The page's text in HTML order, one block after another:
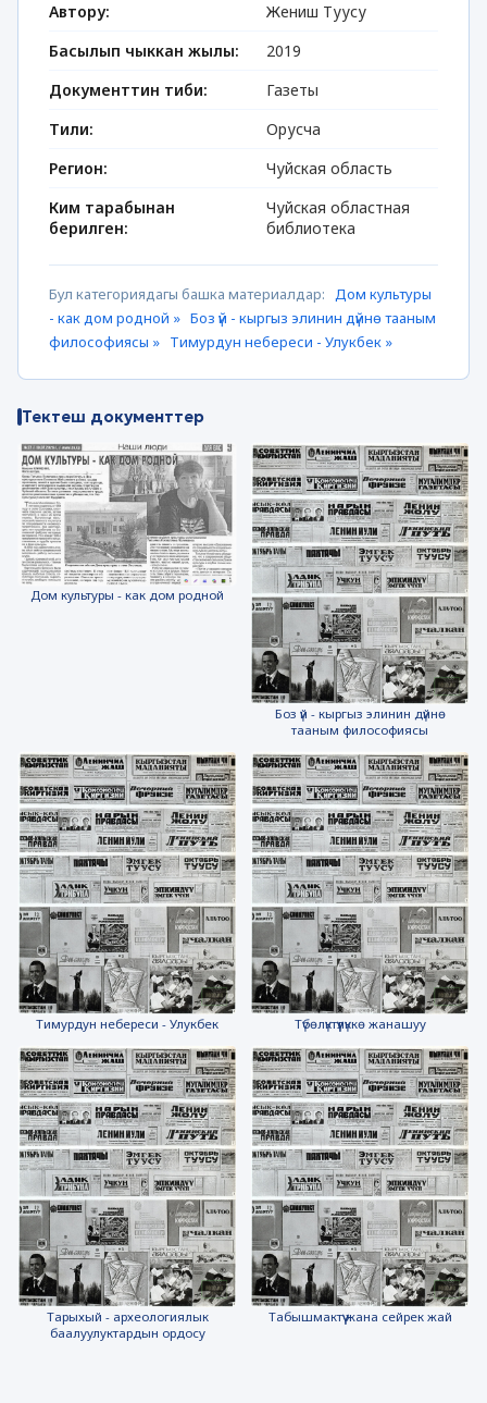
Автору:
Жениш Туусу
Басылып чыккан жылы:
2019
Документтин тиби:
Газеты
Тили:
Орусча
Регион:
Чуйская область
Ким тарабынан
берилген:
Чуйская областная
библиотека
Бул категориядагы башка материалдар: Дом культуры
- как дом родной » Боз үй - кыргыз элинин дүйнө тааным
философиясы » Тимурдун небереси - Улукбек »
Тектеш документтер
Дом культуры - как дом родной
Боз үй - кыргыз элинин дүйнө
тааным философиясы
Тимурдун небереси - Улукбек Түбөлүктүүлүккө жанашуу
Тарыхый - археологиялык
баалуулуктардын ордосу
Табышмактүү жана сейрек жай